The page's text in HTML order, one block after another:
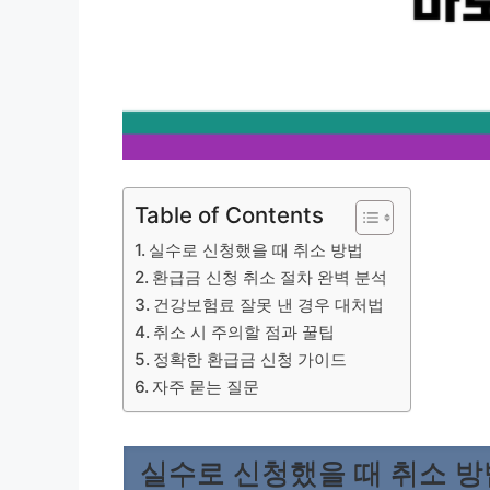
Table of Contents
실수로 신청했을 때 취소 방법
환급금 신청 취소 절차 완벽 분석
건강보험료 잘못 낸 경우 대처법
취소 시 주의할 점과 꿀팁
정확한 환급금 신청 가이드
자주 묻는 질문
실수로 신청했을 때 취소 방